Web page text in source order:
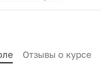
Отзывы о курсе